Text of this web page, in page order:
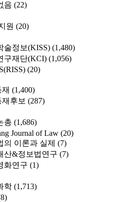
음 (22)
원 (20)
술정보(KISS) (1,480)
구재단(KCI) (1,056)
(20)
(1,400)
후보 (287)
총 (1,686)
Journal of Law (20)
의 이론과 실제 (7)
산&정보법연구 (7)
화연구 (1)
학 (1,713)